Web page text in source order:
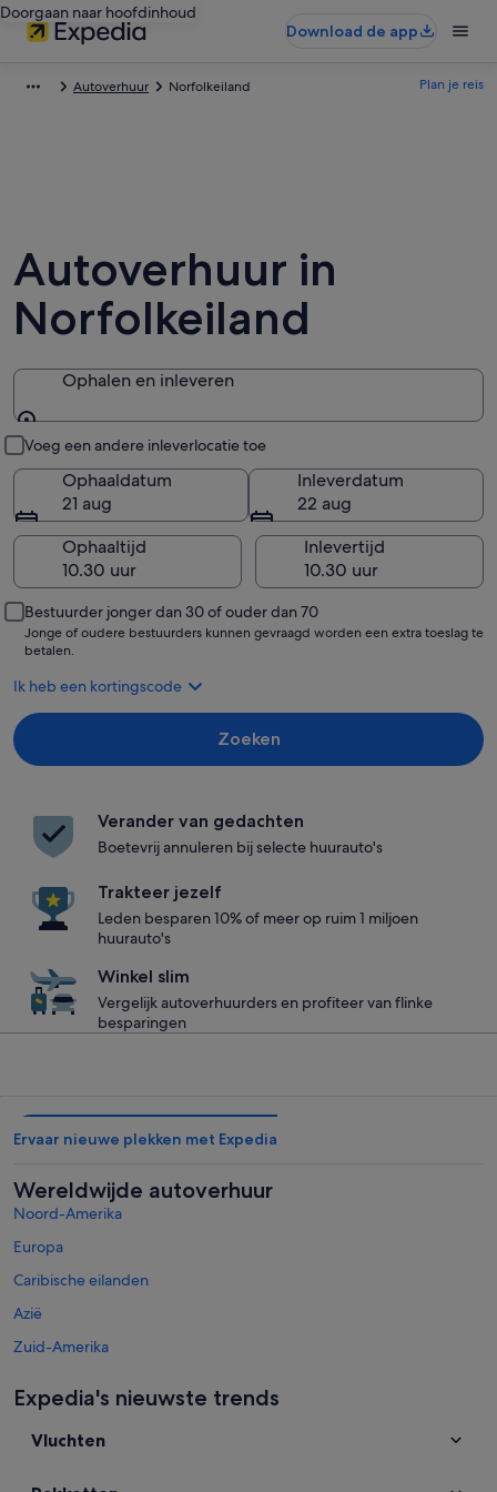
Doorgaan naar hoofdinhoud
Download de app
Autoverhuur Norfolkeiland Plan je reis
Autoverhuur in
Norfolkeiland
Ophalen en inleveren
Voeg een andere inleverlocatie toe
Ophaaldatum
21 aug
Inleverdatum
22 aug
Ophaaltijd
Inlevertijd
Bestuurder jonger dan 30 of ouder dan 70
Jonge of oudere bestuurders kunnen gevraagd worden een extra toeslag te
betalen.
Ik heb een kortingscode
Zoeken
Verander van gedachten
Boetevrij annuleren bij selecte huurauto's
Trakteer jezelf
Leden besparen 10% of meer op ruim 1 miljoen
huurauto's
Winkel slim
Vergelijk autoverhuurders en profiteer van flinke
besparingen
Ervaar nieuwe plekken met Expedia
Wereldwijde autoverhuur
Noord-Amerika
Europa
Caribische eilanden
Azië
Zuid-Amerika
Midden-Oosten
Afrika
Expedia's nieuwste trends
Vluchten